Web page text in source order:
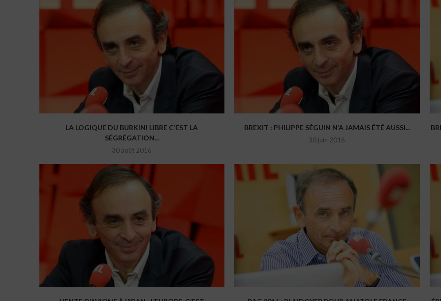
LA LOGIQUE DU BURKINI LIBRE C’EST LA
SÉGRÉGATION...
30 août 2016
BREXIT : PHILIPPE SÉGUIN N’A JAMAIS ÉTÉ AUSSI...
30 juin 2016